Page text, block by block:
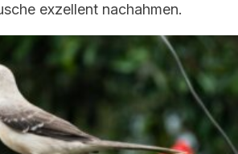
exzellent nachahmen.